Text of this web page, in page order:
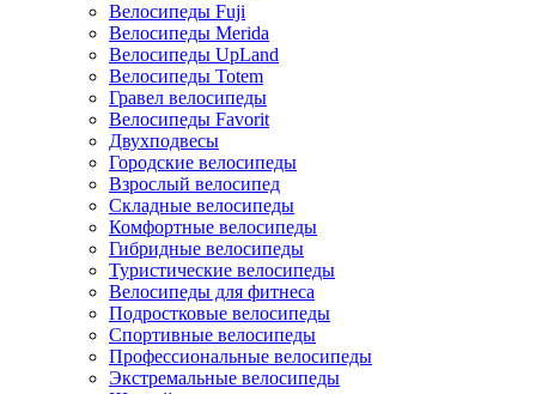
Велосипеды Fuji
Велосипеды Merida
Велосипеды UpLand
Велосипеды Totem
Гравел велосипеды
Велосипеды Favorit
Двухподвесы
Городские велосипеды
Взрослый велосипед
Складные велосипеды
Комфортные велосипеды
Гибридные велосипеды
Туристические велосипеды
Велосипеды для фитнеса
Подростковые велосипеды
Спортивные велосипеды
Профессиональные велосипеды
Экстремальные велосипеды